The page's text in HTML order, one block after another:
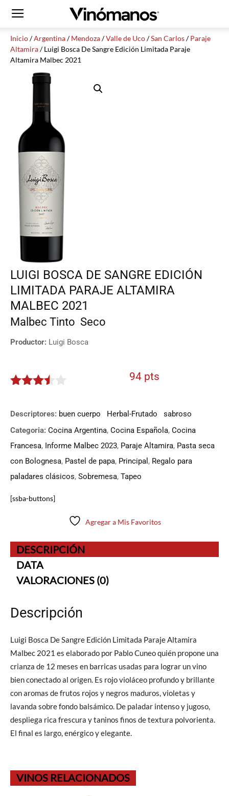
Inicio/Argentina/Mendoza/Valle de Uco/San Carlos/Paraje
Altamira/ Luigi Bosca De Sangre Edición Limitada Paraje
Altamira Malbec 2021
LUIGI BOSCA DE SANGRE EDICIÓN
LIMITADA PARAJE ALTAMIRA
MALBEC 2021
Malbec Tinto Seco
Productor: Luigi Bosca
94 pts
Descriptores: buen cuerpo Herbal-Frutado
sabroso
Categoria: Cocina Argentina, Cocina Española, Cocina
Francesa, Informe Malbec 2023, Paraje Altamira, Pasta seca
con Bolognesa, Pastel de papa, Principal , Regalo para
paladares clásicos, Sobremesa, Tapeo
[ssba-buttons]
Agregar a Mis Favoritos
DESCRIPCIÓN
DATA
VALORACIONES (0)
Descripción
Luigi Bosca De Sangre Edición Limitada Paraje Altamira
Malbec 2021 es elaborado por Pablo Cuneo quién propone una
crianza de 12 meses en barricas usadas para lograr un vino
bien conectado al origen. Es rojo violáceo profundo y brillante
con aromas de frutos rojos y negros maduros, violetas y
lavanda sobre fondo balsámico. De paladar intenso y jugoso,
despliega rica frescura y taninos finos de textura polvorienta.
El final es largo, enérgico y elegante.
VINOS RELACIONADOS